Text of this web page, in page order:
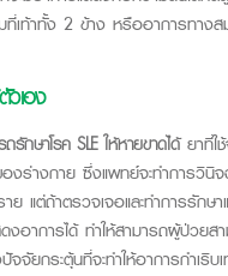
ที่เท้าทั้ง 2 ข้าง หรืออาการทา
เอง
กษาโรค SLE ให้หายขาดได้ยาที่ใ
งร่างกาย ซึ่งแพทย์จะทำการวินิจ
ย แต่ถ้าตรวจเจอและทำการรักษา
งอาการได้ ทำให้สามารถผู้ป่วยส
จัยกระตุ้นที่จะทำให้อาการกำเริบ